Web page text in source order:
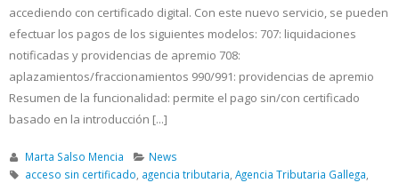
accediendo con certificado digital. Con este nuevo servicio, se pueden
efectuar los pagos de los siguientes modelos: 707: liquidaciones
notificadas y providencias de apremio 708:
aplazamientos/fraccionamientos 990/991: providencias de apremio
Resumen de la funcionalidad: permite el pago sin/con certificado
basado en la introducción [...]
Marta Salso Mencia
News
acceso sin certificado agencia tributaria Agencia Tributaria Gallega